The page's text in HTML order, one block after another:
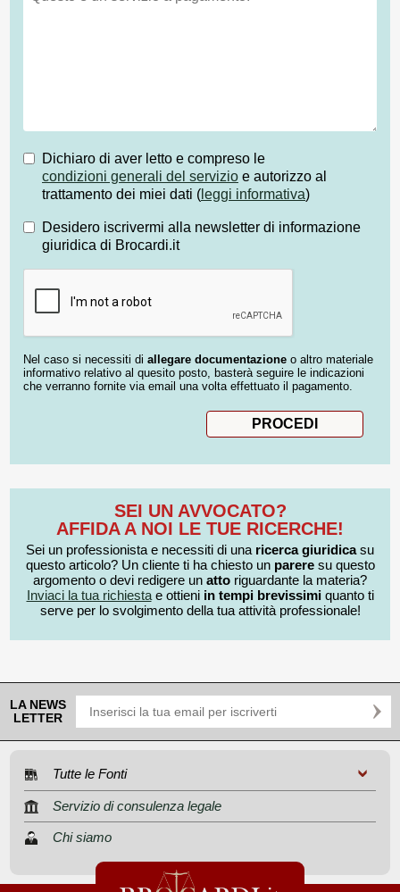
Dichiaro di aver letto e compreso le
condizioni generali del servizio e autorizzo al
trattamento dei miei dati ( leggi informativa)
Desidero iscrivermi alla newsletter di informazione
giuridica di Brocardi.it
Nel caso si necessiti di allegare documentazione o altro materiale
informativo relativo al quesito posto, basterà seguire le indicazioni
che verranno fornite via email una volta effettuato il pagamento.
SEI UN AVVOCATO?
AFFIDA A NOI LE TUE RICERCHE!
Sei un professionista e necessiti di una ricerca giuridicasu
questo articolo? Un cliente ti ha chiesto un pareresu questo
argomento o devi redigere un atto riguardante la materia?
Inviaci la tua richiestae ottieni in tempi brevissimiquanto ti
serve per lo svolgimento della tua attività professionale!
LA NEWS
LETTER
Tutte le Fonti
Servizio di consulenza legale
Chi siamo